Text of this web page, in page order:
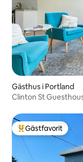
Gästhus i Portland
Clinton St
Populär gästfavorit
Gästfavorit